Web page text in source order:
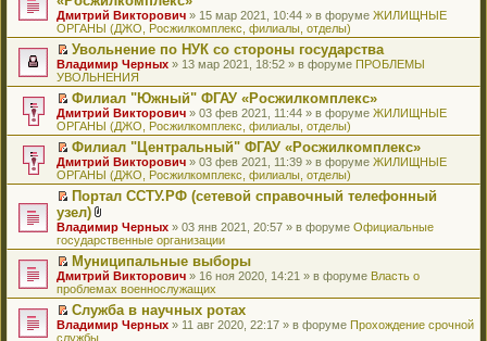
ю
б
щ
е
н
и
ю
м
у
с
о
о
б
щ
е
н
и
ю
т
а
н
н
о
м
у
с
о
о
б
щ
е
н
и
ю
п
р
о
ч
и
т
а
н
н
о
м
у
с
о
о
б
щ
е
н
и
ю
о
м
у
н
е
п
р
о
ч
и
т
а
н
н
о
м
у
с
о
о
б
щ
е
н
и
к
п
е
р
в
о
м
у
н
е
п
р
о
ч
и
т
а
н
н
о
м
у
с
о
о
р
е
й
т
и
к
п
е
р
в
о
м
у
н
е
п
р
о
ч
и
т
а
н
н
о
Дмитрий Викторович » 15 мар 2021, 10:44 » в форуме ЖИЛИЩНЫЕ
ОРГАНЫ (ДЖО, Росжилкомплекс, филиалы, отделы)
П
е
р
е
й
т
и
к
п
е
р
в
о
м
у
н
е
п
р
о
ч
и
Увольнение по НУК со стороны государства
Владимир Черных » 13 мар 2021, 18:52 » в форуме ПРОБЛЕМЫ
УВОЛЬНЕНИЯ
П
е
р
е
й
т
и
к
п
е
р
в
о
м
у
н
е
п
Филиал "Южный" ФГАУ «Росжилкомплекс»
Дмитрий Викторович » 03 фев 2021, 11:44 » в форуме ЖИЛИЩНЫЕ
ОРГАНЫ (ДЖО, Росжилкомплекс, филиалы, отделы)
П
е
р
й
т
и
к
п
е
р
в
о
м
Филиал "Центральный" ФГАУ «Росжилкомплекс»
Дмитрий Викторович » 03 фев 2021, 11:39 » в форуме ЖИЛИЩНЫЕ
ОРГАНЫ (ДЖО, Росжилкомплекс, филиалы, отделы)
П
е
р
е
й
т
и
к
п
е
р
Портал ССТУ.РФ (сетевой справочный телефонный
узел)
В
л
о
ж
е
н
и
я
Владимир Черных » 03 янв 2021, 20:57 » в форуме Официальные
государственные организации
П
е
р
е
й
т
Муниципальные выборы
Дмитрий Викторович » 16 ноя 2020, 14:21 » в форуме Власть о
проблемах военнослужащих
П
е
Служба в научных ротах
Владимир Черных » 11 авг 2020, 22:17 » в форуме Прохождение срочной
службы